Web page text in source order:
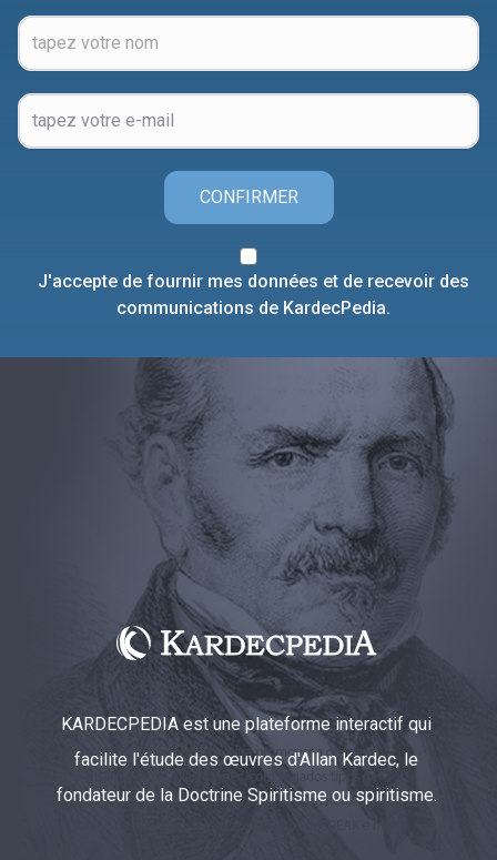
CONFIRMER
J'accepte de fournir mes données et de recevoir des
communications de KardecPedia.
KARDECPEDIA est une plateforme interactif qui
facilite l'étude des œuvres d'Allan Kardec, le
fondateur de la Doctrine Spiritisme ou spiritisme.